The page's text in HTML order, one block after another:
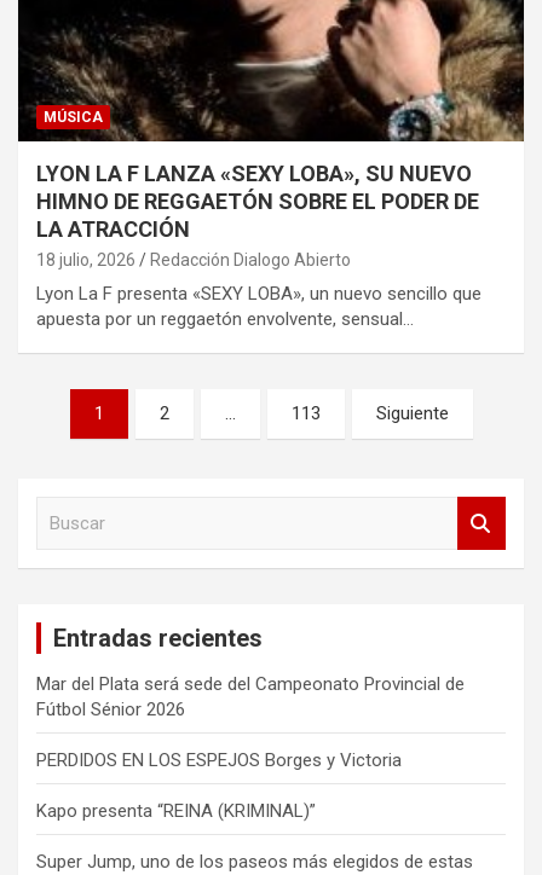
MÚSICA
LYON LA F LANZA «SEXY LOBA», SU NUEVO
HIMNO DE REGGAETÓN SOBRE EL PODER DE
LA ATRACCIÓN
18 julio, 2026 Redacción Dialogo Abierto
Lyon La F presenta «SEXY LOBA», un nuevo sencillo que
apuesta por un reggaetón envolvente, sensual…
Paginación
1 2 … 113 Siguiente
Entradas recientes
Mar del Plata será sede del Campeonato Provincial de
Fútbol Sénior 2026
PERDIDOS EN LOS ESPEJOS Borges y Victoria
Kapo presenta “REINA (KRIMINAL)”
Super Jump, uno de los paseos más elegidos de estas